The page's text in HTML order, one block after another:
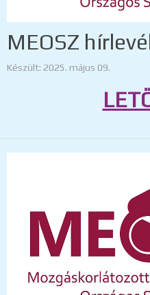
MEOSZ
Készült: 2025. május 09.